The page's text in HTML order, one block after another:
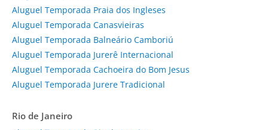
Aluguel Temporada Praia dos Ingleses
Aluguel Temporada Canasvieiras
Aluguel Temporada Balneário Camboriú
Aluguel Temporada Jurerê Internacional
Aluguel Temporada Cachoeira do Bom Jesus
Aluguel Temporada Jurere Tradicional
Rio de Janeiro